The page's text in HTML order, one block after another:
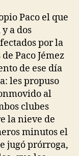
Paco el que
a dos
por la
Paco Jémez
de ese día
les propuso
al
clubes
la nieve de
minutos el
jugó prórroga,